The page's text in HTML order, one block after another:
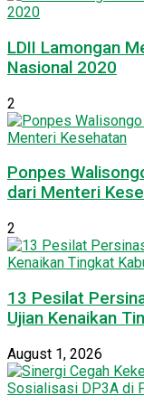
LDII Lamongan
Nasional 2020
2
Ponpes
dari Menteri
2
13 Pesilat
Ujian Kenaikan
August 1, 2026